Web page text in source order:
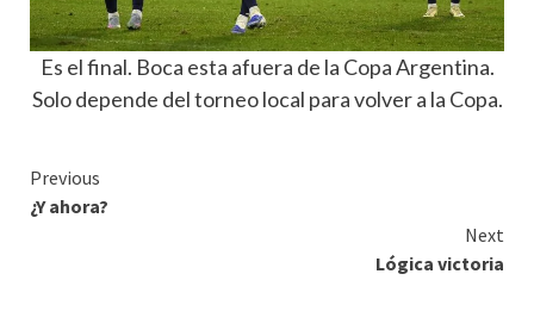
Es el final. Boca esta afuera de la Copa Argentina.
Solo depende del torneo local para volver a la Copa.
Continue
Reading
Previous
¿Y ahora?
Next
Lógica victoria